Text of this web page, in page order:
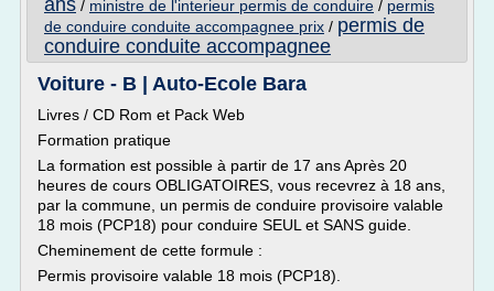
ans / ministre de l'interieur permis de conduire / permis
de conduire conduite accompagnee prix / permis de
conduire conduite accompagnee
Voiture - B | Auto-Ecole Bara
Livres / CD Rom et Pack Web
Formation pratique
La formation est possible à partir de 17 ans Après 20
heures de cours OBLIGATOIRES, vous recevrez à 18 ans,
par la commune, un permis de conduire provisoire valable
18 mois (PCP18) pour conduire SEUL et SANS guide.
Cheminement de cette formule :
Permis provisoire valable 18 mois (PCP18).